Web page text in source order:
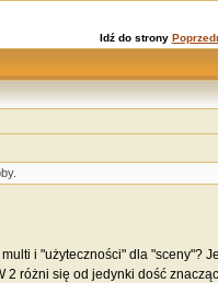
Idź do strony
i "użyteczności" dla "sceny"?
różni się od jedynki dość